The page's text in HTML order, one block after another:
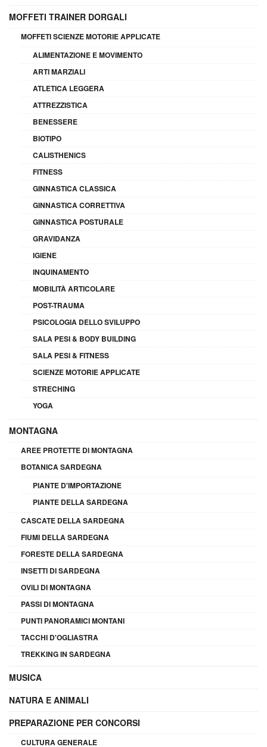
MOFFETI TRAINER DORGALI
MOFFETI SCIENZE MOTORIE APPLICATE
ALIMENTAZIONE E MOVIMENTO
ARTI MARZIALI
ATLETICA LEGGERA
ATTREZZISTICA
BENESSERE
BIOTIPO
CALISTHENICS
FITNESS
GINNASTICA CLASSICA
GINNASTICA CORRETTIVA
GINNASTICA POSTURALE
GRAVIDANZA
IGIENE
INQUINAMENTO
MOBILITÀ ARTICOLARE
POST-TRAUMA
PSICOLOGIA DELLO SVILUPPO
SALA PESI & BODY BUILDING
SALA PESI & FITNESS
SCIENZE MOTORIE APPLICATE
STRECHING
YOGA
MONTAGNA
AREE PROTETTE DI MONTAGNA
BOTANICA SARDEGNA
PIANTE D'IMPORTAZIONE
PIANTE DELLA SARDEGNA
CASCATE DELLA SARDEGNA
FIUMI DELLA SARDEGNA
FORESTE DELLA SARDEGNA
INSETTI DI SARDEGNA
OVILI DI MONTAGNA
PASSI DI MONTAGNA
PUNTI PANORAMICI MONTANI
TACCHI D'OGLIASTRA
TREKKING IN SARDEGNA
MUSICA
NATURA E ANIMALI
PREPARAZIONE PER CONCORSI
CULTURA GENERALE